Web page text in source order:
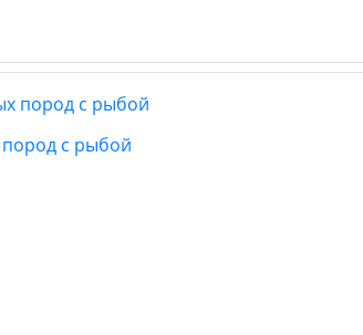
пород с рыбой